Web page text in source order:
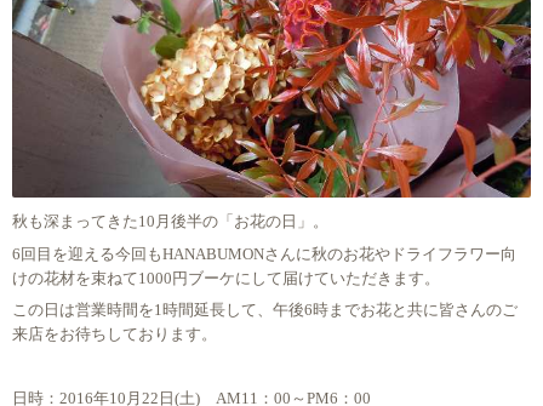
秋も深まってきた10月後半の「お花の日」。
6回目を迎える今回もHANABUMONさんに秋のお花やドライフラワー向
けの花材を束ねて1000円ブーケにして届けていただきます。
この日は営業時間を1時間延長して、午後6時までお花と共に皆さんのご
来店をお待ちしております。
日時：2016年10月22日(土) AM11：00～PM6：00